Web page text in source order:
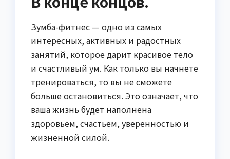
Зумба-фитнес — одно из самых
интересных, активных и радостных
занятий, которое дарит красивое тело
и счастливый ум. Как только вы начнете
тренироваться, то вы не сможете
больше остановиться. Это означает, что
ваша жизнь будет наполнена
здоровьем, счастьем, уверенностью и
жизненной силой.